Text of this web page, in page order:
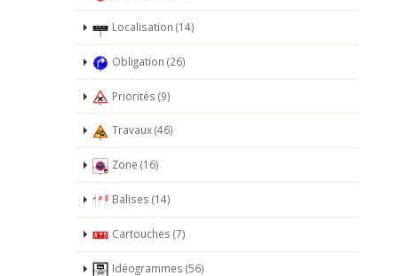
Localisation (14)
Obligation (26)
Priorités (9)
Travaux (46)
Zone (16)
Balises (14)
Cartouches (7)
Idéogrammes (56)